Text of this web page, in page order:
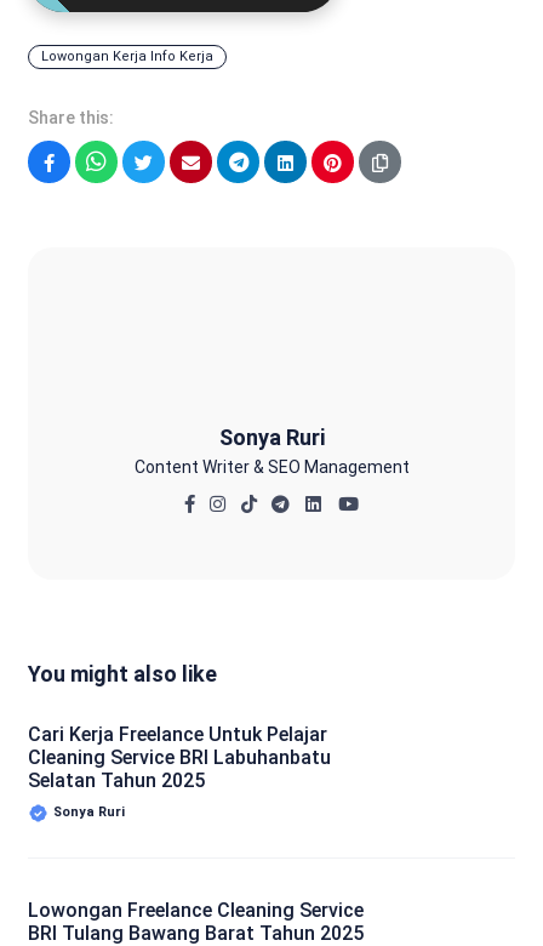
Lowongan Kerja Info Kerja
Share this:
Sonya Ruri
Content Writer & SEO Management
You might also like
Cari Kerja Freelance Untuk Pelajar
Cleaning Service BRI Labuhanbatu
Selatan Tahun 2025
Sonya Ruri
Lowongan Freelance Cleaning Service
BRI Tulang Bawang Barat Tahun 2025